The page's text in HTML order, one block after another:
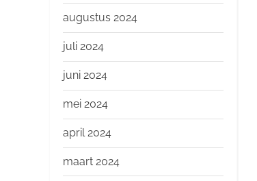
augustus 2024
juli 2024
juni 2024
mei 2024
april 2024
maart 2024